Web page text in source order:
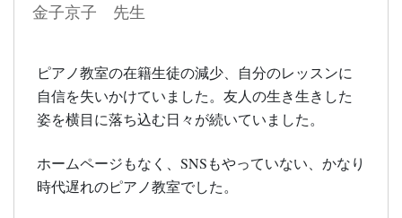
金子京子 先生
ピアノ教室の在籍生徒の減少、自分のレッスンに
自信を失いかけていました。友人の生き生きした
姿を横目に落ち込む日々が続いていました。
ホームページもなく、SNSもやっていない、かなり
時代遅れのピアノ教室でした。